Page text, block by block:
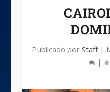
Publicado por Staff|
|